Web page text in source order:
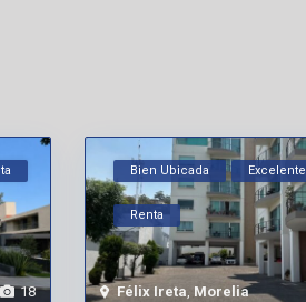
18 Félix Ireta Morelia
Bien Ubicada Excelente
Renta